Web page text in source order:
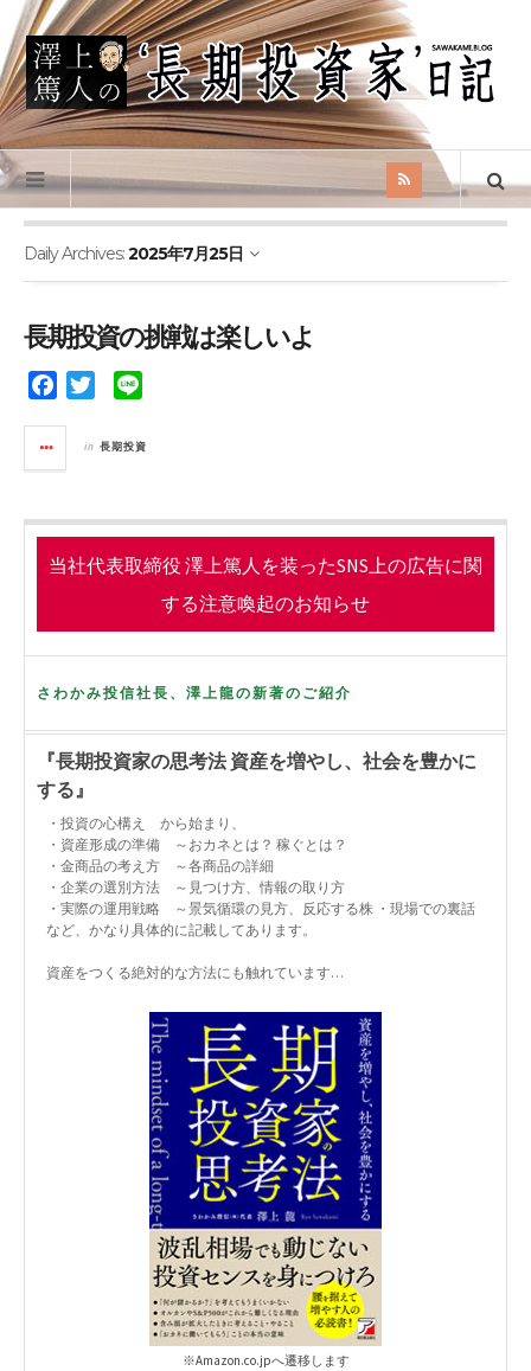
Daily Archives:2025年7月25日
長期投資の挑戦は楽しいよ
e
o
o
e
r
n
in 長期投資
当社代表取締役 澤上篤人を装ったSNS上の広告に関
する注意喚起のお知らせ
さわかみ投信社長、澤上龍の新著のご紹介
『長期投資家の思考法 資産を増やし、社会を豊かに
する』
・投資の心構え から始まり、
・資産形成の準備 ～おカネとは？ 稼ぐとは？
・金商品の考え方 ～各商品の詳細
・企業の選別方法 ～見つけ方、情報の取り方
・実際の運用戦略 ～景気循環の見方、反応する株 ・現場での裏話
など、かなり具体的に記載してあります。
資産をつくる絶対的な方法にも触れています…
※Amazon.co.jpへ遷移します